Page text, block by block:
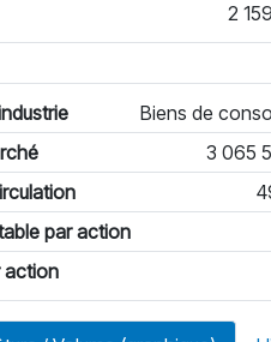
2
Biens de
3 065
par action
action